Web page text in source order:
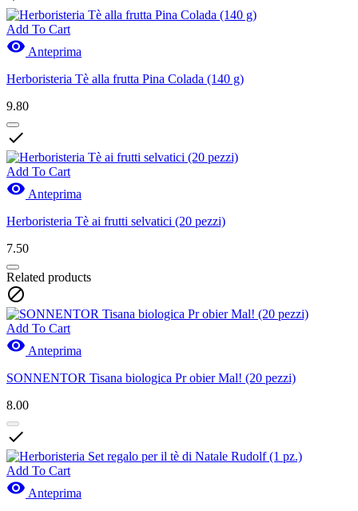
Add To Cart
 Anteprima
Herboristeria Tè alla frutta Pina Colada (140 g)
9.80

Add To Cart
 Anteprima
Herboristeria Tè ai frutti selvatici (20 pezzi)
7.50
Related products

Add To Cart
 Anteprima
SONNENTOR Tisana biologica Pr obier Mal! (20 pezzi)
8.00

Add To Cart
 Anteprima